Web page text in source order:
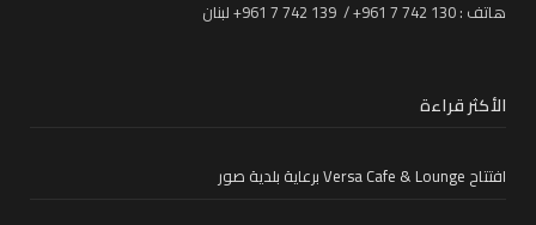
هاتف : 130 742 7 961+ / 139 742 7 961+ لبنان
الأكثر قراءة
افتتاح Versa Cafe & Lounge برعاية بلدية صور